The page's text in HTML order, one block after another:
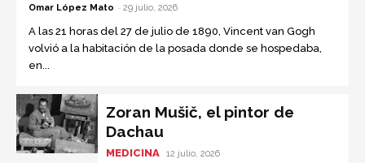
Omar López Mato - 29 julio, 2026
A las 21 horas del 27 de julio de 1890, Vincent van Gogh
volvió a la habitación de la posada donde se hospedaba,
en...
Zoran Mušič, el pintor de
Dachau
MEDICINA 12 julio, 2026